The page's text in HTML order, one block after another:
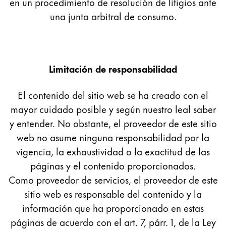
La región global representa todos los países a los
Europa
Romania
română
Sweden
svenska
Türkiye
Türkçe
Centroamérica y el Caribe
Esta región contiene una lista de países con los
una junta arbitral de consumo.
Limitación de responsabilidad
El contenido del sitio web se ha creado con el
mayor cuidado posible y según nuestro leal saber
y entender. No obstante, el proveedor de este sitio
web no asume ninguna responsabilidad por la
vigencia, la exhaustividad o la exactitud de las
páginas y el contenido proporcionados.
Como proveedor de servicios, el proveedor de este
sitio web es responsable del contenido y la
información que ha proporcionado en estas
páginas de acuerdo con el art. 7, párr. 1, de la Ley